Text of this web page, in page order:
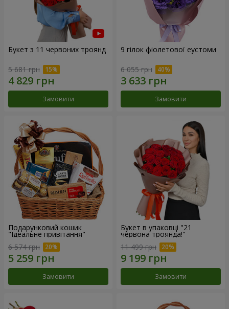
Букет з 11 червоних троянд
5 681 грн
Замовити
9 гілок фіолетової еустоми
6 055 грн
Замовити
Подарунковий кошик
"Ідеальне привітання"
6 574 грн
Замовити
Букет в упаковці "21
червона троянда!"
11 499 грн
Замовити